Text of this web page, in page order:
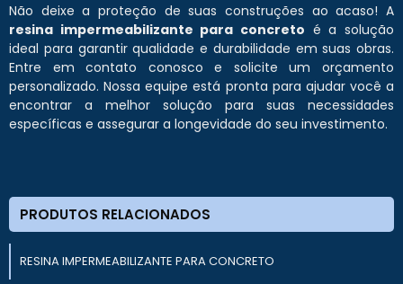
Não deixe a proteção de suas construções ao acaso! A
resina impermeabilizante para concreto é a solução
ideal para garantir qualidade e durabilidade em suas obras.
Entre em contato conosco e solicite um orçamento
personalizado. Nossa equipe está pronta para ajudar você a
encontrar a melhor solução para suas necessidades
específicas e assegurar a longevidade do seu investimento.
PRODUTOS RELACIONADOS
RESINA IMPERMEABILIZANTE PARA CONCRETO